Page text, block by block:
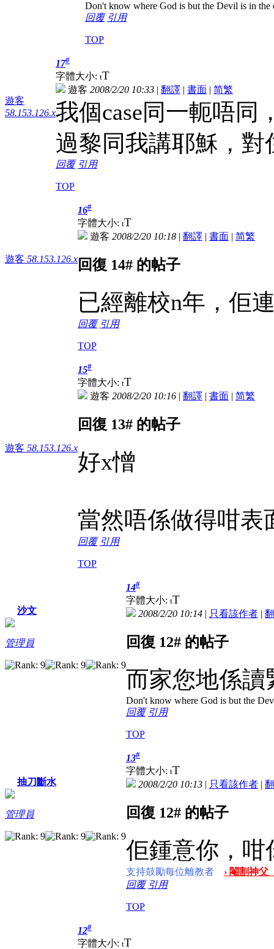
Don't know where God is but the Devil is in the
回覆 引用
TOP
遊客
58.153.126.x
17#
字體大小: tT
遊客 2008/2/20 10:33 | 翻譯 | 書面 | 简繁
我個case同一軛唔同
過黎同我講耶穌，
回覆 引用
TOP
遊客 58.153.126.x
16#
字體大小: tT
遊客 2008/2/20 10:18 | 翻譯 | 書面 | 简繁
回復 14# 的帖子
已經離校n年，佢
回覆 引用
TOP
遊客 58.153.126.x
15#
字體大小: tT
遊客 2008/2/20 10:16 | 翻譯 | 書面 | 简繁
回復 13# 的帖子
好x憎
當然唔係做得咁表
回覆 引用
TOP
沙文
管理員
14#
字體大小: tT
2008/2/20 10:14 | 只看該作者 |
回復 12# 的帖子
而家您地係讀
Don't know where God is but the
回覆 引用
TOP
抽刀斷水
管理員
13#
字體大小: tT
2008/2/20 10:13 | 只看該作者 |
回復 12# 的帖子
佢鍾意你，咁
支持鼓勵每位離教者
› 閹割神
回覆 引用
TOP
12#
字體大小: tT